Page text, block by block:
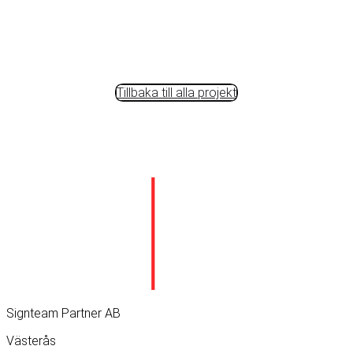
Tillbaka till alla projekt
Signteam Partner AB
Västerås